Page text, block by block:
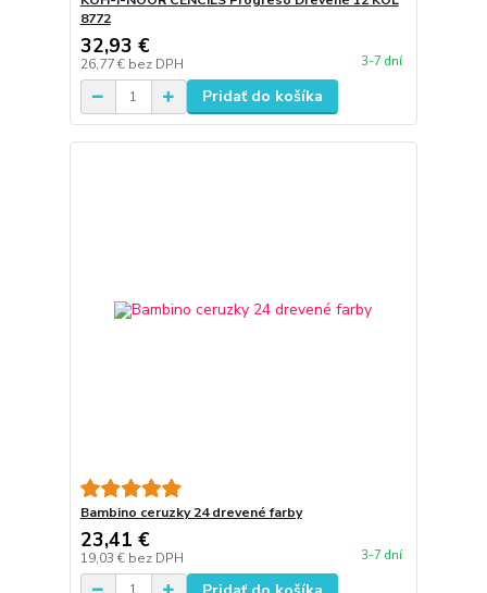
8772
32,93 €
26,77 € bez DPH 3-7 dní
Pridať do košíka
Bambino ceruzky 24 drevené farby
23,41 €
19,03 € bez DPH 3-7 dní